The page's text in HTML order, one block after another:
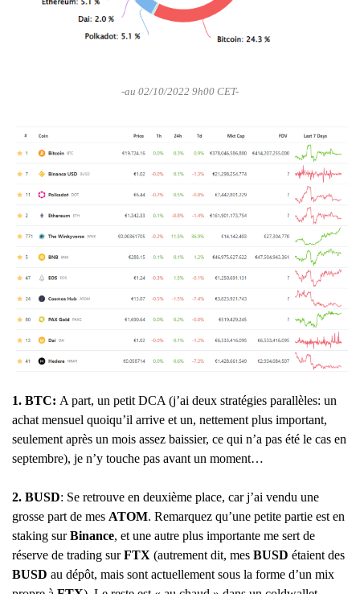
-au 02/10/2022 9h00 CET-
1. BTC: A part, un petit DCA (j’ai deux stratégies parallèles: un
achat mensuel quoiqu’il arrive et un, nettement plus important,
seulement après un mois assez baissier, ce qui n’a pas été le cas en
septembre), je n’y touche pas avant un moment…
2. BUSD: Se retrouve en deuxième place, car j’ai vendu une
grosse part de mes ATOM. Remarquez qu’une petite partie est en
staking surBinance, et une autre plus importante me sert de
réserve de trading surFTX (autrement dit, mes BUSD étaient des
BUSD au dépôt, mais sont actuellement sous la forme d’un mix